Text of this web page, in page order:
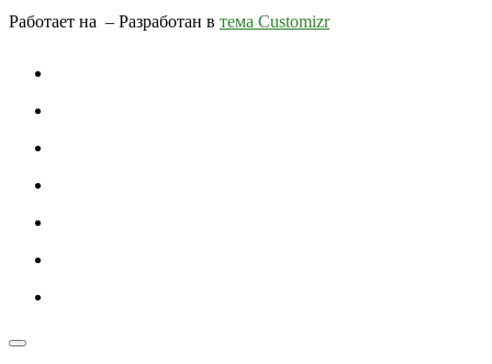
Работает на – Разработан в тема Customizr